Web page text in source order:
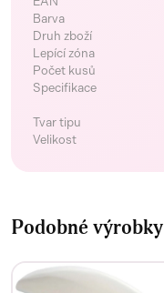
Barva
Druh zboží
Lepící zóna
Počet kusů
Specifikace
Tvar tipu
Velikost
Podobné výrobky